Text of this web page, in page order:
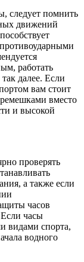
следует помнить
движений
работать
далее. Если
вам стоит
вместо
и высокой
проверять
а также если
часов
часы
видами спорта,
водного